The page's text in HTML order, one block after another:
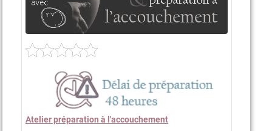
Atelier préparation à l'accouchement